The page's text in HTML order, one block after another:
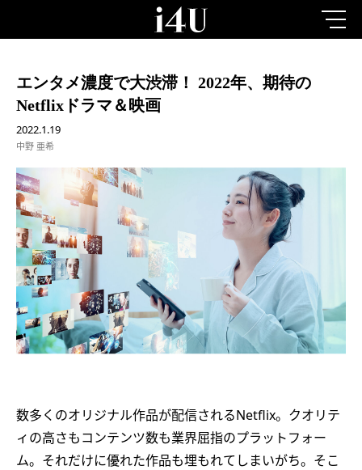
エンタメ濃度で大渋滞！ 2022年、期待の
Netflixドラマ＆映画
2022.1.19
中野 亜希
数多くのオリジナル作品が配信されるNetflix。クオリテ
ィの高さもコンテンツ数も業界屈指のプラットフォー
ム。それだけに優れた作品も埋もれてしまいがち。そこ